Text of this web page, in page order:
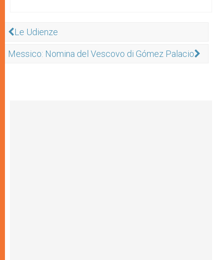
Le Udienze
Messico: Nomina del Vescovo di Gómez Palacio